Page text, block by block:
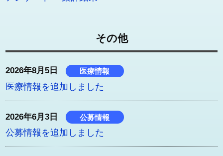
日本消化器外科学会賞 受賞者決定のお知らせ
その他
2026年8月5日 医療情報
医療情報を追加しました
2026年6月3日 公募情報
公募情報を追加しました